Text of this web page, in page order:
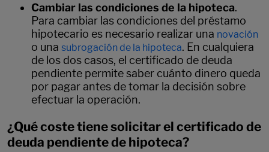
Cambiar las condiciones de la hipoteca.
Para cambiar las condiciones del préstamo
hipotecario es necesario realizar una novación
o una subrogación de la hipoteca. En cualquiera
de los dos casos, el certificado de deuda
pendiente permite saber cuánto dinero queda
por pagar antes de tomar la decisión sobre
efectuar la operación.
¿Qué coste tiene solicitar el certificado de
deuda pendiente de hipoteca?